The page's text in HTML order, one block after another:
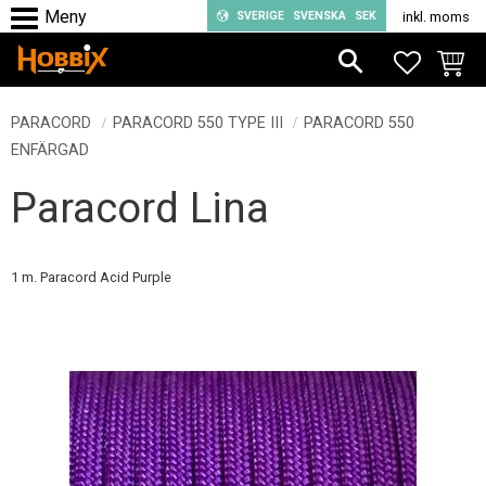
Meny
SVERIGE SVENSKA SEK inkl. moms
PARACORD PARACORD 550 TYPE III
PARACORD 550
ENFÄRGAD
Paracord Lina
1 m. Paracord Acid Purple